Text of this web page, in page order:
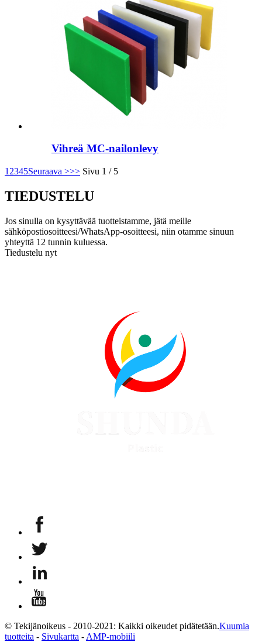
Vihreä MC-nailonlevy
1 2345Seuraava >>> Sivu 1 / 5
TIEDUSTELU
Jos sinulla on kysyttävää tuotteistamme, jätä meille
sähköpostiosoitteesi/WhatsApp-osoitteesi, niin otamme sinuun
yhteyttä 12 tunnin kuluessa.
Tiedustelu nyt
© Tekijänoikeus - 2010-2021: Kaikki oikeudet pidätetään.Kuumia
tuotteita - Sivukartta - AMP-mobiili